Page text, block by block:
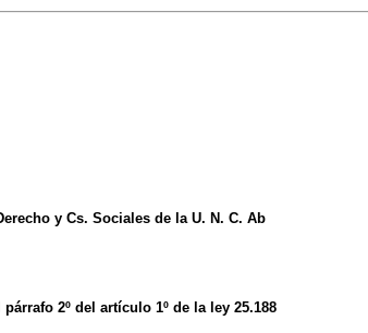
y Cs. Sociales de la U. N. C. Ab
2º del artículo 1º de la ley 25.188